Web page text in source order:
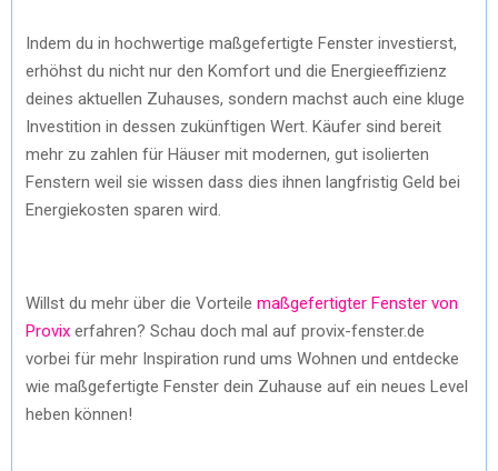
Indem du in hochwertige maßgefertigte Fenster investierst,
erhöhst du nicht nur den Komfort und die Energieeffizienz
deines aktuellen Zuhauses, sondern machst auch eine kluge
Investition in dessen zukünftigen Wert. Käufer sind bereit
mehr zu zahlen für Häuser mit modernen, gut isolierten
Fenstern weil sie wissen dass dies ihnen langfristig Geld bei
Energiekosten sparen wird.
Willst du mehr über die Vorteile maßgefertigter Fenster von
Provix erfahren? Schau doch mal auf provix-fenster.de
vorbei für mehr Inspiration rund ums Wohnen und entdecke
wie maßgefertigte Fenster dein Zuhause auf ein neues Level
heben können!